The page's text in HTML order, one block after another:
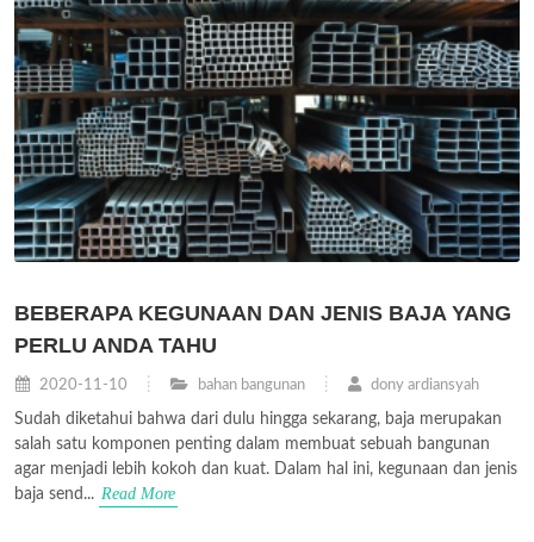
BEBERAPA KEGUNAAN DAN JENIS BAJA YANG
PERLU ANDA TAHU
2020-11-10 bahan bangunan dony ardiansyah
Sudah diketahui bahwa dari dulu hingga sekarang, baja merupakan
salah satu komponen penting dalam membuat sebuah bangunan
agar menjadi lebih kokoh dan kuat. Dalam hal ini, kegunaan dan jenis
baja send... Read More